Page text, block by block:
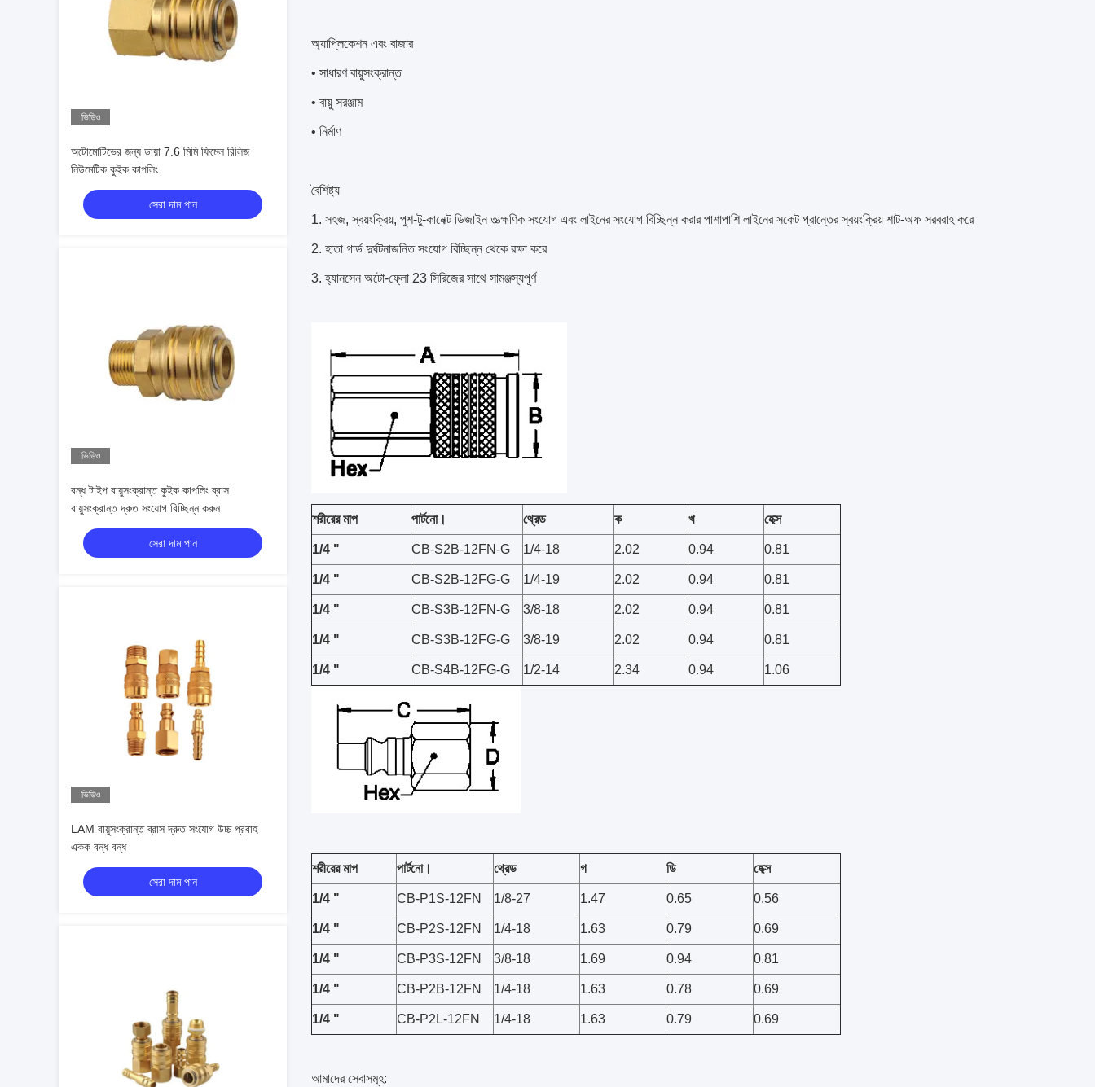
ভিডিও
অটোমোটিভের জন্য ডায়া 7.6 মিমি ফিমেল রিলিজ
নিউমেটিক কুইক কাপলিং
সেরা দাম পান
ভিডিও
বন্ধ টাইপ বায়ুসংক্রান্ত কুইক কাপলিং ব্রাস
বায়ুসংক্রান্ত দ্রুত সংযোগ বিচ্ছিন্ন করুন
সেরা দাম পান
ভিডিও
LAM বায়ুসংক্রান্ত ব্রাস দ্রুত সংযোগ উচ্চ প্রবাহ
একক বন্ধ বন্ধ
সেরা দাম পান
অ্যাপ্লিকেশন এবং বাজার
• সাধারণ বায়ুসংক্রান্ত
• বায়ু সরঞ্জাম
• নির্মাণ
বৈশিষ্ট্য
সহজ, স্বয়ংক্রিয়, পুশ-টু-কানেক্ট ডিজাইন তাত্ক্ষণিক সংযোগ এবং লাইনের সংযোগ বিচ্ছিন্ন করার পাশাপাশি লাইনের সকেট প্রান্তের স্বয়ংক্রিয় শাট-অফ সরবরাহ করে
হাতা গার্ড দুর্ঘটনাজনিত সংযোগ বিচ্ছিন্ন থেকে রক্ষা করে
হ্যানসেন অটো-ফ্লো 23 সিরিজের সাথে সামঞ্জস্যপূর্ণ
শরীরের মাপ পার্টনো। থ্রেড ক খ হেক্স
1/4 " CB-S2B-12FN-G 1/4-18 2.02 0.94 0.81
1/4 " CB-S2B-12FG-G 1/4-19 2.02 0.94 0.81
1/4 " CB-S3B-12FN-G 3/8-18 2.02 0.94 0.81
1/4 " CB-S3B-12FG-G 3/8-19 2.02 0.94 0.81
1/4 " CB-S4B-12FG-G 1/2-14 2.34 0.94 1.06
শরীরের মাপ পার্টনো। থ্রেড গ ডি হেক্স
1/4 " CB-P1S-12FN 1/8-27 1.47 0.65 0.56
1/4 " CB-P2S-12FN 1/4-18 1.63 0.79 0.69
1/4 " CB-P3S-12FN 3/8-18 1.69 0.94 0.81
1/4 " CB-P2B-12FN 1/4-18 1.63 0.78 0.69
1/4 " CB-P2L-12FN 1/4-18 1.63 0.79 0.69
আমাদের সেবাসমূহ: